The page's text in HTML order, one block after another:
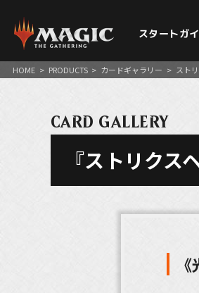
スタートガ
HOME > PRODUCTS > カードギャラリー > スト
CARD GALLERY
『ストリクス